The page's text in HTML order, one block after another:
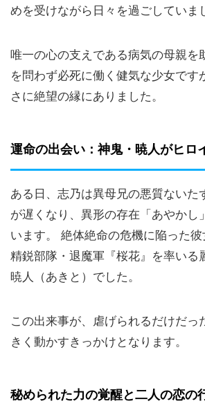
めを受けながら日々を過ごしていま
唯一の心の支えである病気の母親を
を問わず必死に働く健気な少女です
さに絶望の縁にありました。
運命の出会い：神鬼・暁人がヒロ
ある日、志乃は異母兄の悪質ないた
が遅くなり、異形の存在「あやかし
います。 絶体絶命の危機に陥った彼
精鋭部隊・退魔軍『桜花』を率いる
暁人（あきと）でした。
この出来事が、虐げられるだけだっ
きく動かすきっかけとなります。
秘められた力の覚醒と二人の恋の